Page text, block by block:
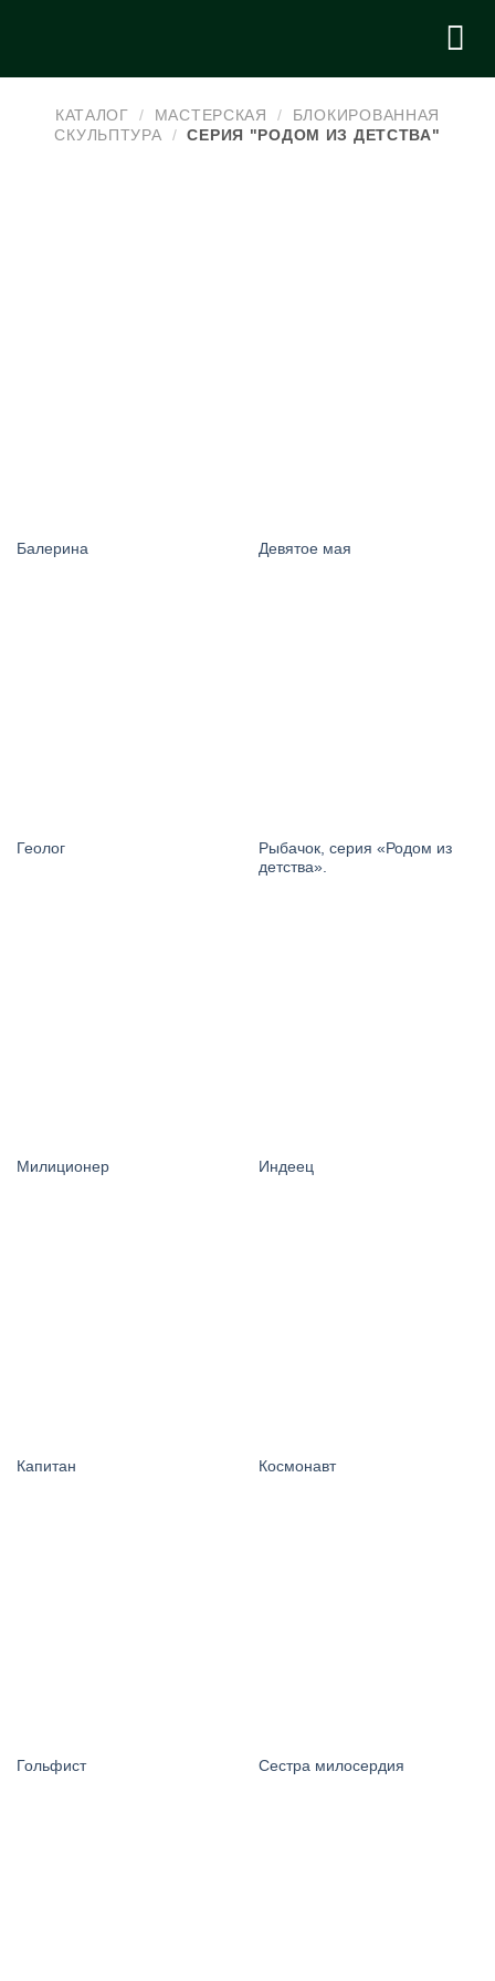
КАТАЛОГ / МАСТЕРСКАЯ /
БЛОКИРОВАННАЯ
СКУЛЬПТУРА
/ СЕРИЯ "РОДОМ ИЗ ДЕТСТВА"
Балерина Девятое мая
Геолог
Рыбачок, серия «Родом из
детства».
Милиционер Индеец
Капитан Космонавт
Гольфист Сестра милосердия